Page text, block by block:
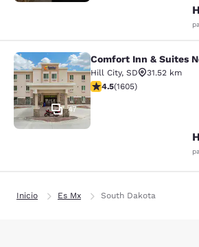
Comfort Inn & Suites
47
Comfort Inn & Suites
Hill City, SD
31.52 km
calificación de 4.54
4.5(1605)
Inicio Es Mx South Dakota